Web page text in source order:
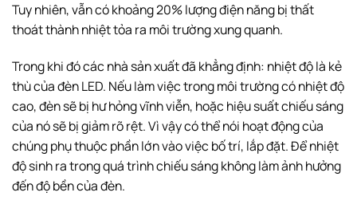
Tuy nhiên, vẫn có khoảng 20% lượng điện năng bị thất
thoát thành nhiệt tỏa ra môi trường xung quanh.
Trong khi đó các nhà sản xuất đã khẳng định: nhiệt độ là kẻ
thù của đèn LED. Nếu làm việc trong môi trường có nhiệt độ
cao, đèn sẽ bị hư hỏng vĩnh viễn, hoặc hiệu suất chiếu sáng
của nó sẽ bị giảm rõ rệt. Vì vậy có thể nói hoạt động của
chúng phụ thuộc phần lớn vào việc bố trí, lắp đặt. Để nhiệt
độ sinh ra trong quá trình chiếu sáng không làm ảnh hưởng
đến độ bền của đèn.